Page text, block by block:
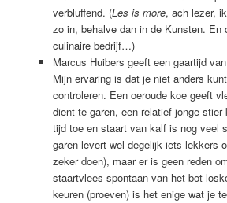
verbluffend. (Les is more, ach lezer,
zo in, behalve dan in de Kunsten. En
culinaire bedrijf…)
Marcus Huibers geeft een gaartijd
Mijn ervaring is dat je niet anders
controleren. Een oeroude koe geeft
dient te garen, een relatief jonge
tijd toe en staart van kalf is nog veel
garen levert wel degelijk iets lekkers
zeker doen), maar er is geen reden
staartvlees spontaan van het bot
keuren (proeven) is het enige wat je